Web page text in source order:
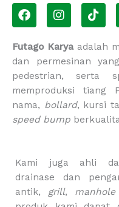
F
a
e
b
o
o
k
I
n
t
a
g
r
a
m
T
i
t
o
k
Futago Karyaadalah
dan permesinan
pedestrian, serta
memproduksi tiang
nama, bollard, kursi
speed bump
Kami juga ahli
drainase dan
antik, grill,